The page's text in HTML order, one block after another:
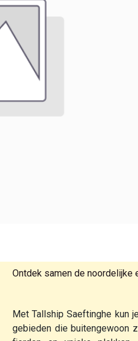
Ontdek samen de noordelijke
Met Tallship Saeftinghe kun
gebieden die buitengewoon